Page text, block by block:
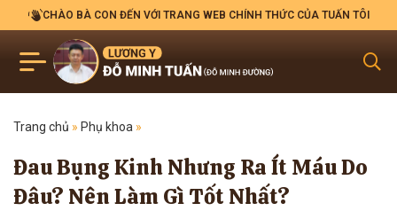
CHÀO BÀ CON ĐẾN VỚI TRANG WEB CHÍNH THỨC CỦA TUẤN TÔI
Trang chủ » Phụ khoa »
Đau Bụng Kinh Nhưng Ra Ít Máu Do
Đâu? Nên Làm Gì Tốt Nhất?